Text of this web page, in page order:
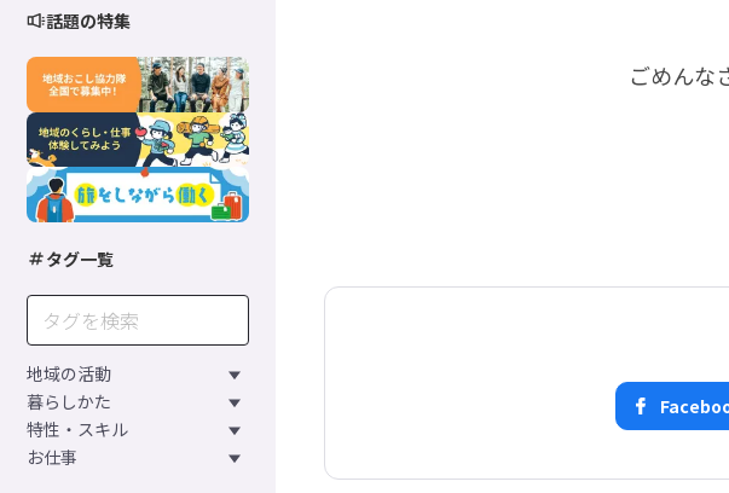
話題の特集
タグ一覧
地域の活動
暮らしかた
特性・スキル
お仕事
ごめんな